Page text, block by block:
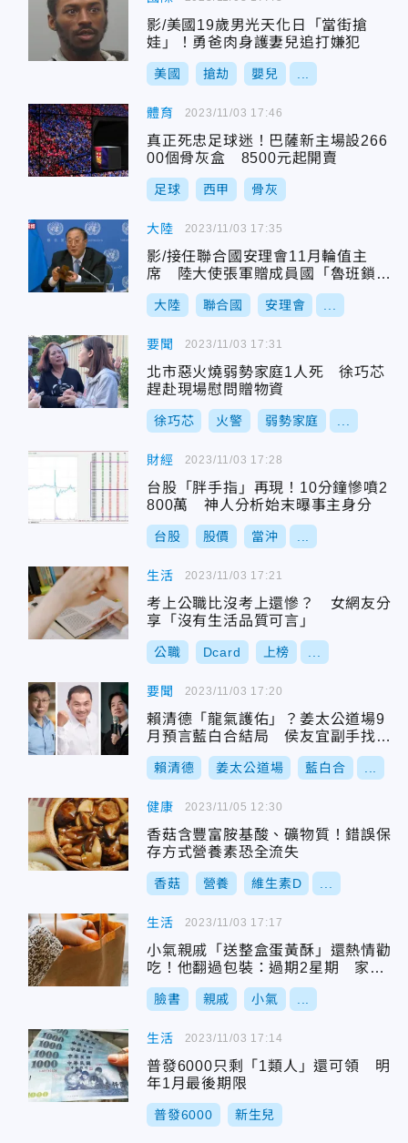
影/美國19歲男光天化日「當街搶
娃」！勇爸肉身護妻兒追打嫌犯
美國 搶劫 嬰兒
體育
真正死忠足球迷！巴薩新主場設266
00個骨灰盒 8500元起開賣
足球 西甲 骨灰
2023/11/03 17:46
大陸
影/接任聯合國安理會11月輪值主
席 陸大使張軍贈成員國「魯班鎖」
喻和平
大陸 聯合國 安理會
2023/11/03 17:35
要聞
北市惡火燒弱勢家庭1人死 徐巧芯
趕赴現場慰問贈物資
徐巧芯 火警 弱勢家庭
2023/11/03 17:31
財經
台股「胖手指」再現！10分鐘慘噴2
800萬 神人分析始末曝事主身分
台股 股價 當沖
2023/11/03 17:28
生活
考上公職比沒考上還慘？ 女網友分
享「沒有生活品質可言」
公職 Dcard 上榜
2023/11/03 17:21
要聞
賴清德「龍氣護佑」？姜太公道場9
月預言藍白合結局 侯友宜副手找2
個女生
賴清德 姜太公道場 藍白合
2023/11/03 17:20
健康
香菇含豐富胺基酸、礦物質！錯誤保
存方式營養素恐全流失
香菇 營養 維生素D
2023/11/05 12:30
生活
小氣親戚「送整盒蛋黃酥」還熱情勸
吃！他翻過包裝：過期2星期 家人
全吃下肚
臉書 親戚 小氣
2023/11/03 17:17
生活
普發6000只剩「1類人」還可領 明
年1月最後期限
普發6000 新生兒
2023/11/03 17:14